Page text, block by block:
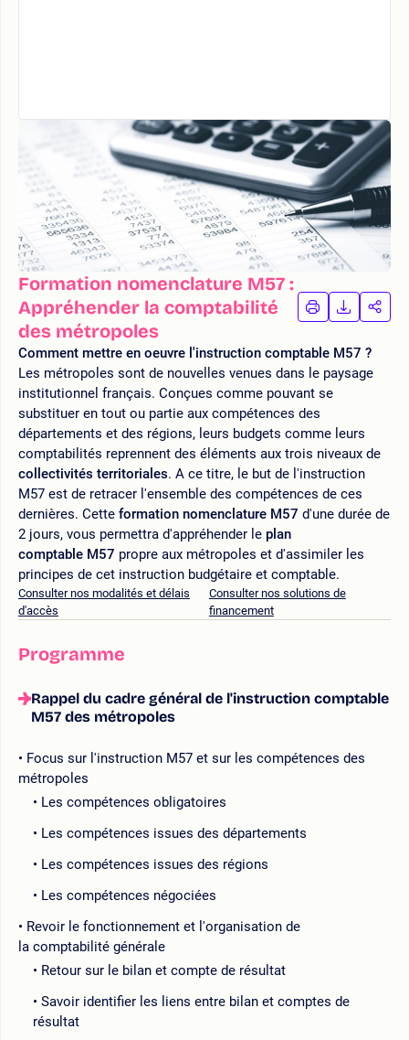
Formation nomenclature M57 :
Appréhender la comptabilité
des métropoles
IMPRIMER
LA
LA
Comment mettre en oeuvre l'instruction comptable M57 ?
Les métropoles sont de nouvelles venues dans le paysage
institutionnel français. Conçues comme pouvant se
substituer en tout ou partie aux compétences des
départements et des régions, leurs budgets comme leurs
comptabilités reprennent des éléments aux trois niveaux de
collectivités territoriales. A ce titre, le but de l'instruction
M57 est de retracer l'ensemble des compétences de ces
dernières. Cette formation nomenclature M57 d'une durée de
2 jours, vous permettra d'appréhender le plan
comptable M57 propre aux métropoles et d'assimiler les
principes de cet instruction budgétaire et comptable.
Consulter nos modalités et délais
d'accès
Consulter nos solutions de
financement
Programme
Rappel du cadre général de l'instruction comptable
M57 des métropoles
Focus sur l'instruction M57 et sur les compétences des
métropoles
Les compétences obligatoires
Les compétences issues des départements
Les compétences issues des régions
Les compétences négociées
Revoir le fonctionnement et l'organisation de
la comptabilité générale
Retour sur le bilan et compte de résultat
Savoir identifier les liens entre bilan et comptes de
résultat